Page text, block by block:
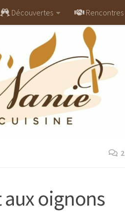
Découvertes Rencontres
2
oignons